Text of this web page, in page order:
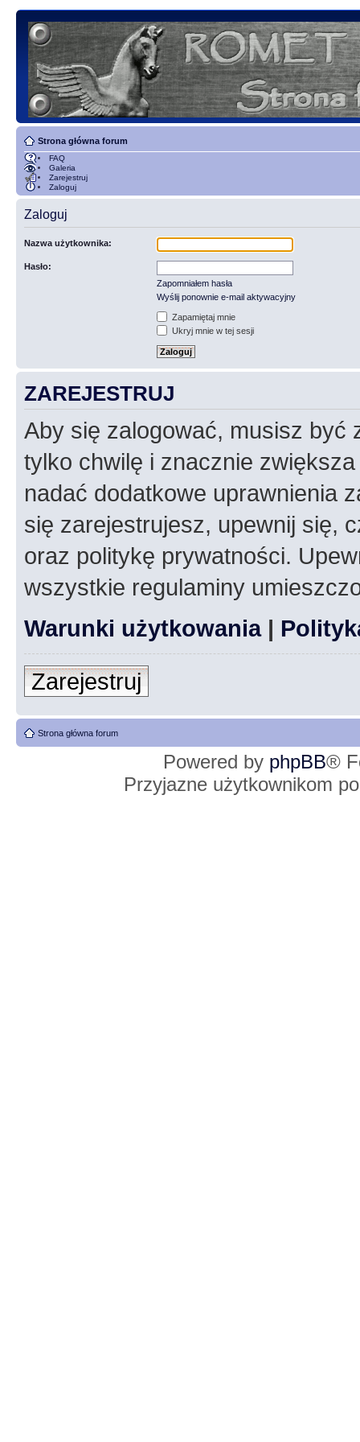
Strona główna forum
FAQ
Galeria
Zarejestruj
Zaloguj
Zaloguj
Nazwa użytkownika:
Hasło:
Zapomniałem hasła
Wyślij ponownie e-mail aktywacyjny
Zapamiętaj mnie
Ukryj mnie w tej sesji
ZAREJESTRUJ
Aby się zalogować, musisz być
tylko chwilę i znacznie
nadać dodatkowe uprawnienia
się zarejestrujesz, upewnij się,
oraz politykę prywatności.
wszystkie regulaminy
Warunki użytkowania|
Zarejestruj
Strona główna forum
Powered by phpBB®
Przyjazne użytkownikom